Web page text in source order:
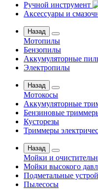
Ручной инструмент
Аксессуары и
Назад
Мотопилы
Бензопилы
Аккумуляторные
Электропилы
Назад
Мотокосы
Аккумуляторные
Бензиновые
Кусторезы
Триммеры
Назад
Мойки и
Мойки высокого
Подметальные
Пылесосы